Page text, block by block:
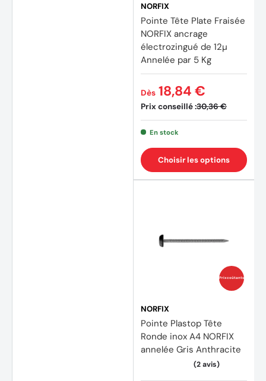
NORFIX
Pointe Tête Plate Fraisée
NORFIX ancrage
électrozingué de 12µ
Annelée par 5 Kg
Prix conseillé :30,36 €
Dès 18,84 €
En stock
Choisir les options
Prix coûtants
NORFIX
Pointe Plastop Tête
Ronde inox A4 NORFIX
annelée Gris Anthracite